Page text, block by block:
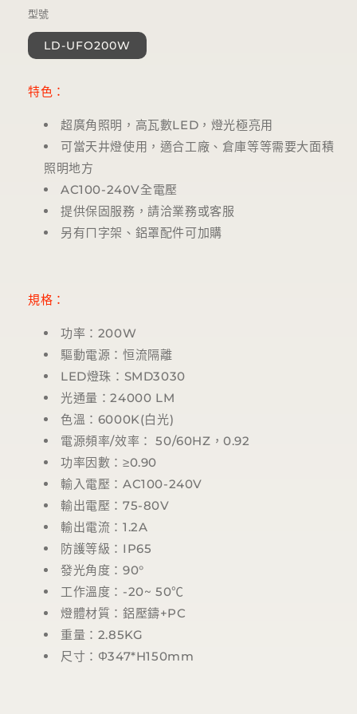
體
案
1
型號
LD-UFO200W
特色：
超廣角照明，高瓦數LED，燈光極亮用
可當天井燈使用，適合工廠、倉庫等等需要大面積
照明地方
AC100-240V全電壓
提供保固服務，請洽業務或客服
另有ㄇ字架、鋁罩配件可加購
規格：
功率：200W
驅動電源：恒流隔離
LED燈珠：SMD3030
光通量：24000 LM
色溫： 6000K(白光)
電源頻率/效率： 50/60HZ，0.92
功率因數：≥0.90
輸入電壓：AC100-240V
輸出電壓：75-80V
輸出電流：1.2A
防護等級：IP65
發光角度：90°
工作溫度：-20~ 50℃
燈體材質：鋁壓鑄+PC
重量：2.85KG
尺寸：Φ347*H150mm